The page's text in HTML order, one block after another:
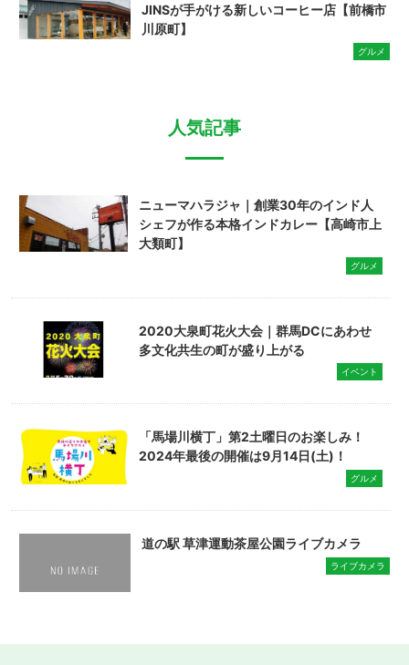
JINSが手がける新しいコーヒー店【前橋市
川原町】
グルメ
人気記事
ニューマハラジャ｜創業30年のインド人
シェフが作る本格インドカレー【高崎市上
大類町】
グルメ
2020大泉町花火大会｜群馬DCにあわせ
多文化共生の町が盛り上がる
イベント
「馬場川横丁」第2土曜日のお楽しみ！
2024年最後の開催は9月14日(土)！
グルメ
道の駅 草津運動茶屋公園ライブカメラ
ライブカメラ